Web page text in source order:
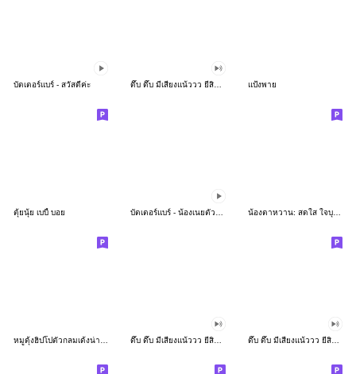
บัตเตอร์แบร์ - สวัสดีค่ะ แป้งพาย
ตุ้ยนุ้ย เบบี้ บอย น้องตาหวาน: สดใส ใจบุญ (สีพาสเทล)
หมูดุ้งฮิปโปตัวกลมเด้งน่ารัก ดึ๊บ ดึ๊บ มีเสียงแน้ววว ยี่สิบเจ็ด ดึ๊บ ดึ๊บ มีเสียงแน้ววว ยี่สิบหก